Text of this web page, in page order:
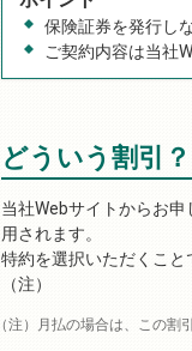
保険証券を発行し
ご契約内容は当社
どういう割引？
当社Webサイトからお
用されます。
特約を選択いただくこ
（注）
月払の場合は、この割